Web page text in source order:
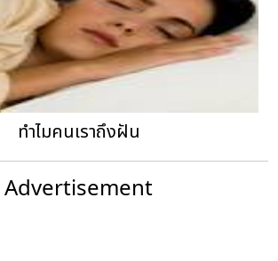
ทำไมคนเราถึงฝัน
Advertisement